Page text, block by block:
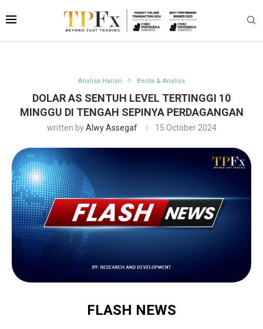
Analisa Harian Berita & Analisa
DOLAR AS SENTUH LEVEL TERTINGGI 10
MINGGU DI TENGAH SEPINYA PERDAGANGAN
written byAlwy Assegaf 15 October 2024
FLASH NEWS